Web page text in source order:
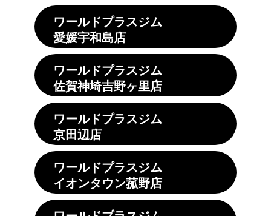
ワールドプラスジム
愛媛宇和島店
ワールドプラスジム
佐賀神埼吉野ヶ里店
ワールドプラスジム
京田辺店
ワールドプラスジム
イオンタウン菰野店